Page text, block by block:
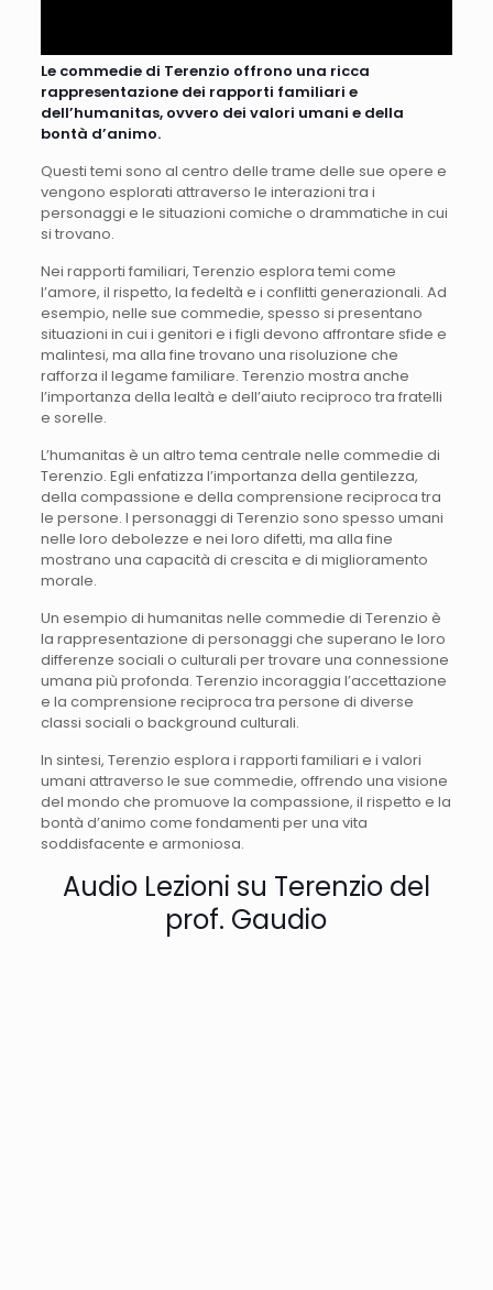
Le commedie di Terenzio offrono una ricca
rappresentazione dei rapporti familiari e
dell’humanitas, ovvero dei valori umani e della
bontà d’animo.
Questi temi sono al centro delle trame delle sue opere e
vengono esplorati attraverso le interazioni tra i
personaggi e le situazioni comiche o drammatiche in cui
si trovano.
Nei rapporti familiari, Terenzio esplora temi come
l’amore, il rispetto, la fedeltà e i conflitti generazionali. Ad
esempio, nelle sue commedie, spesso si presentano
situazioni in cui i genitori e i figli devono affrontare sfide e
malintesi, ma alla fine trovano una risoluzione che
rafforza il legame familiare. Terenzio mostra anche
l’importanza della lealtà e dell’aiuto reciproco tra fratelli
e sorelle.
L’humanitas è un altro tema centrale nelle commedie di
Terenzio. Egli enfatizza l’importanza della gentilezza,
della compassione e della comprensione reciproca tra
le persone. I personaggi di Terenzio sono spesso umani
nelle loro debolezze e nei loro difetti, ma alla fine
mostrano una capacità di crescita e di miglioramento
morale.
Un esempio di humanitas nelle commedie di Terenzio è
la rappresentazione di personaggi che superano le loro
differenze sociali o culturali per trovare una connessione
umana più profonda. Terenzio incoraggia l’accettazione
e la comprensione reciproca tra persone di diverse
classi sociali o background culturali.
In sintesi, Terenzio esplora i rapporti familiari e i valori
umani attraverso le sue commedie, offrendo una visione
del mondo che promuove la compassione, il rispetto e la
bontà d’animo come fondamenti per una vita
soddisfacente e armoniosa.
Audio Lezioni su Terenzio del
prof. Gaudio